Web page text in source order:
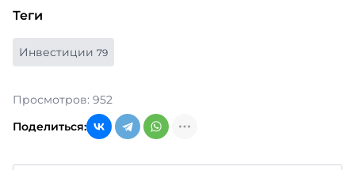
Теги
Инвестиции 79
Просмотров: 952
Поделиться: